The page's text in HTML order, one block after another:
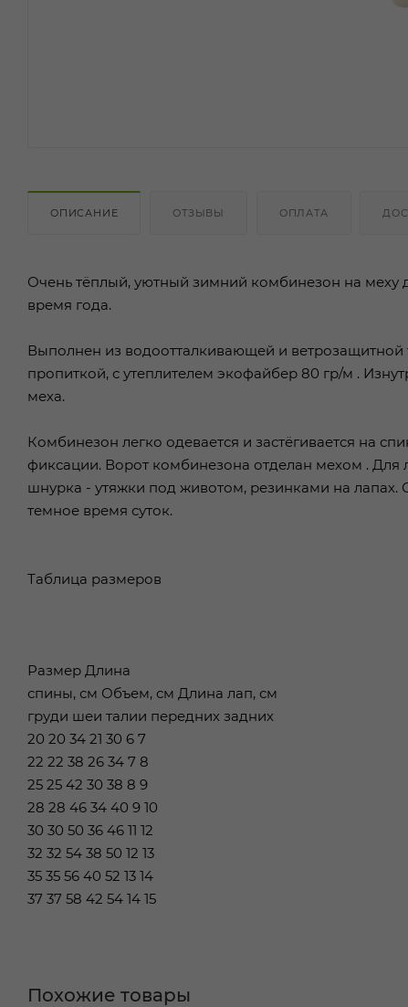
ОПИСАНИЕ ОТЗЫВЫ ОПЛАТА
Очень тёплый, уютный зимний комбинезон на меху
время года.
Выполнен из водоотталкивающей и ветрозащитной
пропиткой, с утеплителем экофайбер 80 гр/м .
меха.
Комбинезон легко одевается и застёгивается на
фиксации. Ворот комбинезона отделан мехом .
шнурка - утяжки под животом, резинками на
темное время суток.
Таблица размеров
Размер Длина
спины, см Объем, см Длина лап, см
груди шеи талии передних задних
20 20 34 21 30 6 7
22 22 38 26 34 7 8
25 25 42 30 38 8 9
28 28 46 34 40 9 10
30 30 50 36 46 11 12
32 32 54 38 50 12 13
35 35 56 40 52 13 14
37 37 58 42 54 14 15
Похожие товары